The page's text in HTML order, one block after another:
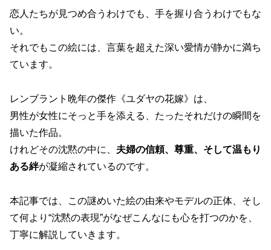
恋人たちが見つめ合うわけでも、手を握り合うわけでもな
い。
それでもこの絵には、言葉を超えた深い愛情が静かに満ち
ています。
レンブラント晩年の傑作《ユダヤの花嫁》は、
男性が女性にそっと手を添える、たったそれだけの瞬間を
描いた作品。
けれどその沈黙の中に、 夫婦の信頼、尊重、そして温もり
ある絆が凝縮されているのです。
本記事では、この謎めいた絵の由来やモデルの正体、そし
て何より“沈黙の表現”がなぜこんなにも心を打つのかを、
丁寧に解説していきます。